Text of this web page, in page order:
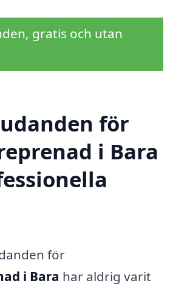
gratis och utan
för
i Bara
för
i Bara har aldrig varit